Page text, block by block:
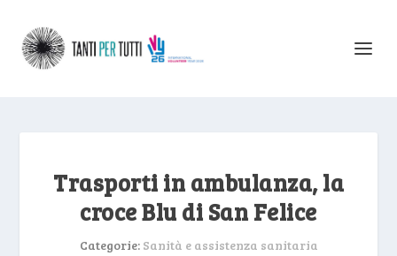
Trasporti in ambulanza, la
croce Blu di San Felice
Categorie: Sanità e assistenza sanitaria